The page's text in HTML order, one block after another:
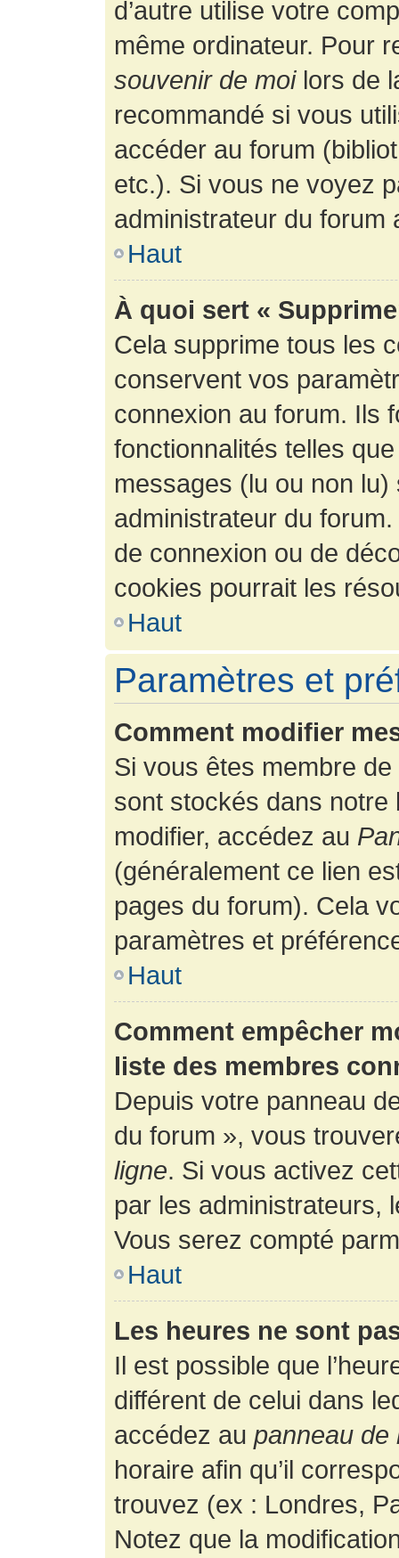
d’autre utilise votre
même ordinateur. Pour
souvenir de moilors de
recommandé si vous
accéder au forum
etc.). Si vous ne voyez
administrateur du forum
Haut
À quoi sert «
Cela supprime tous les
conservent vos
connexion au forum. Ils
fonctionnalités telles
messages (lu ou non
administrateur du
de connexion ou de
cookies pourrait les
Haut
Paramètres et
Comment modifier
Si vous êtes membre
sont stockés dans
modifier, accédez au
(généralement ce lien
pages du forum). Cela
paramètres et
Haut
Comment empêcher
liste des membres
Depuis votre panneau
du forum », vous
ligne. Si vous activez
par les administrateurs,
Vous serez compté
Haut
Les heures ne sont
Il est possible que
différent de celui dans
accédez au panneau de
horaire afin qu’il
trouvez (ex : Londres,
Notez que la